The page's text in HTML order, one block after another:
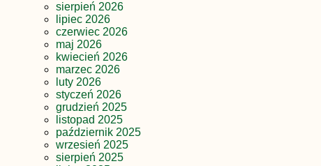
sierpień 2026
lipiec 2026
czerwiec 2026
maj 2026
kwiecień 2026
marzec 2026
luty 2026
styczeń 2026
grudzień 2025
listopad 2025
październik 2025
wrzesień 2025
sierpień 2025